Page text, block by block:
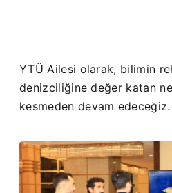
YTÜ Ailesi olarak, bilimin
denizciliğine değer katan
kesmeden devam edeceğiz.